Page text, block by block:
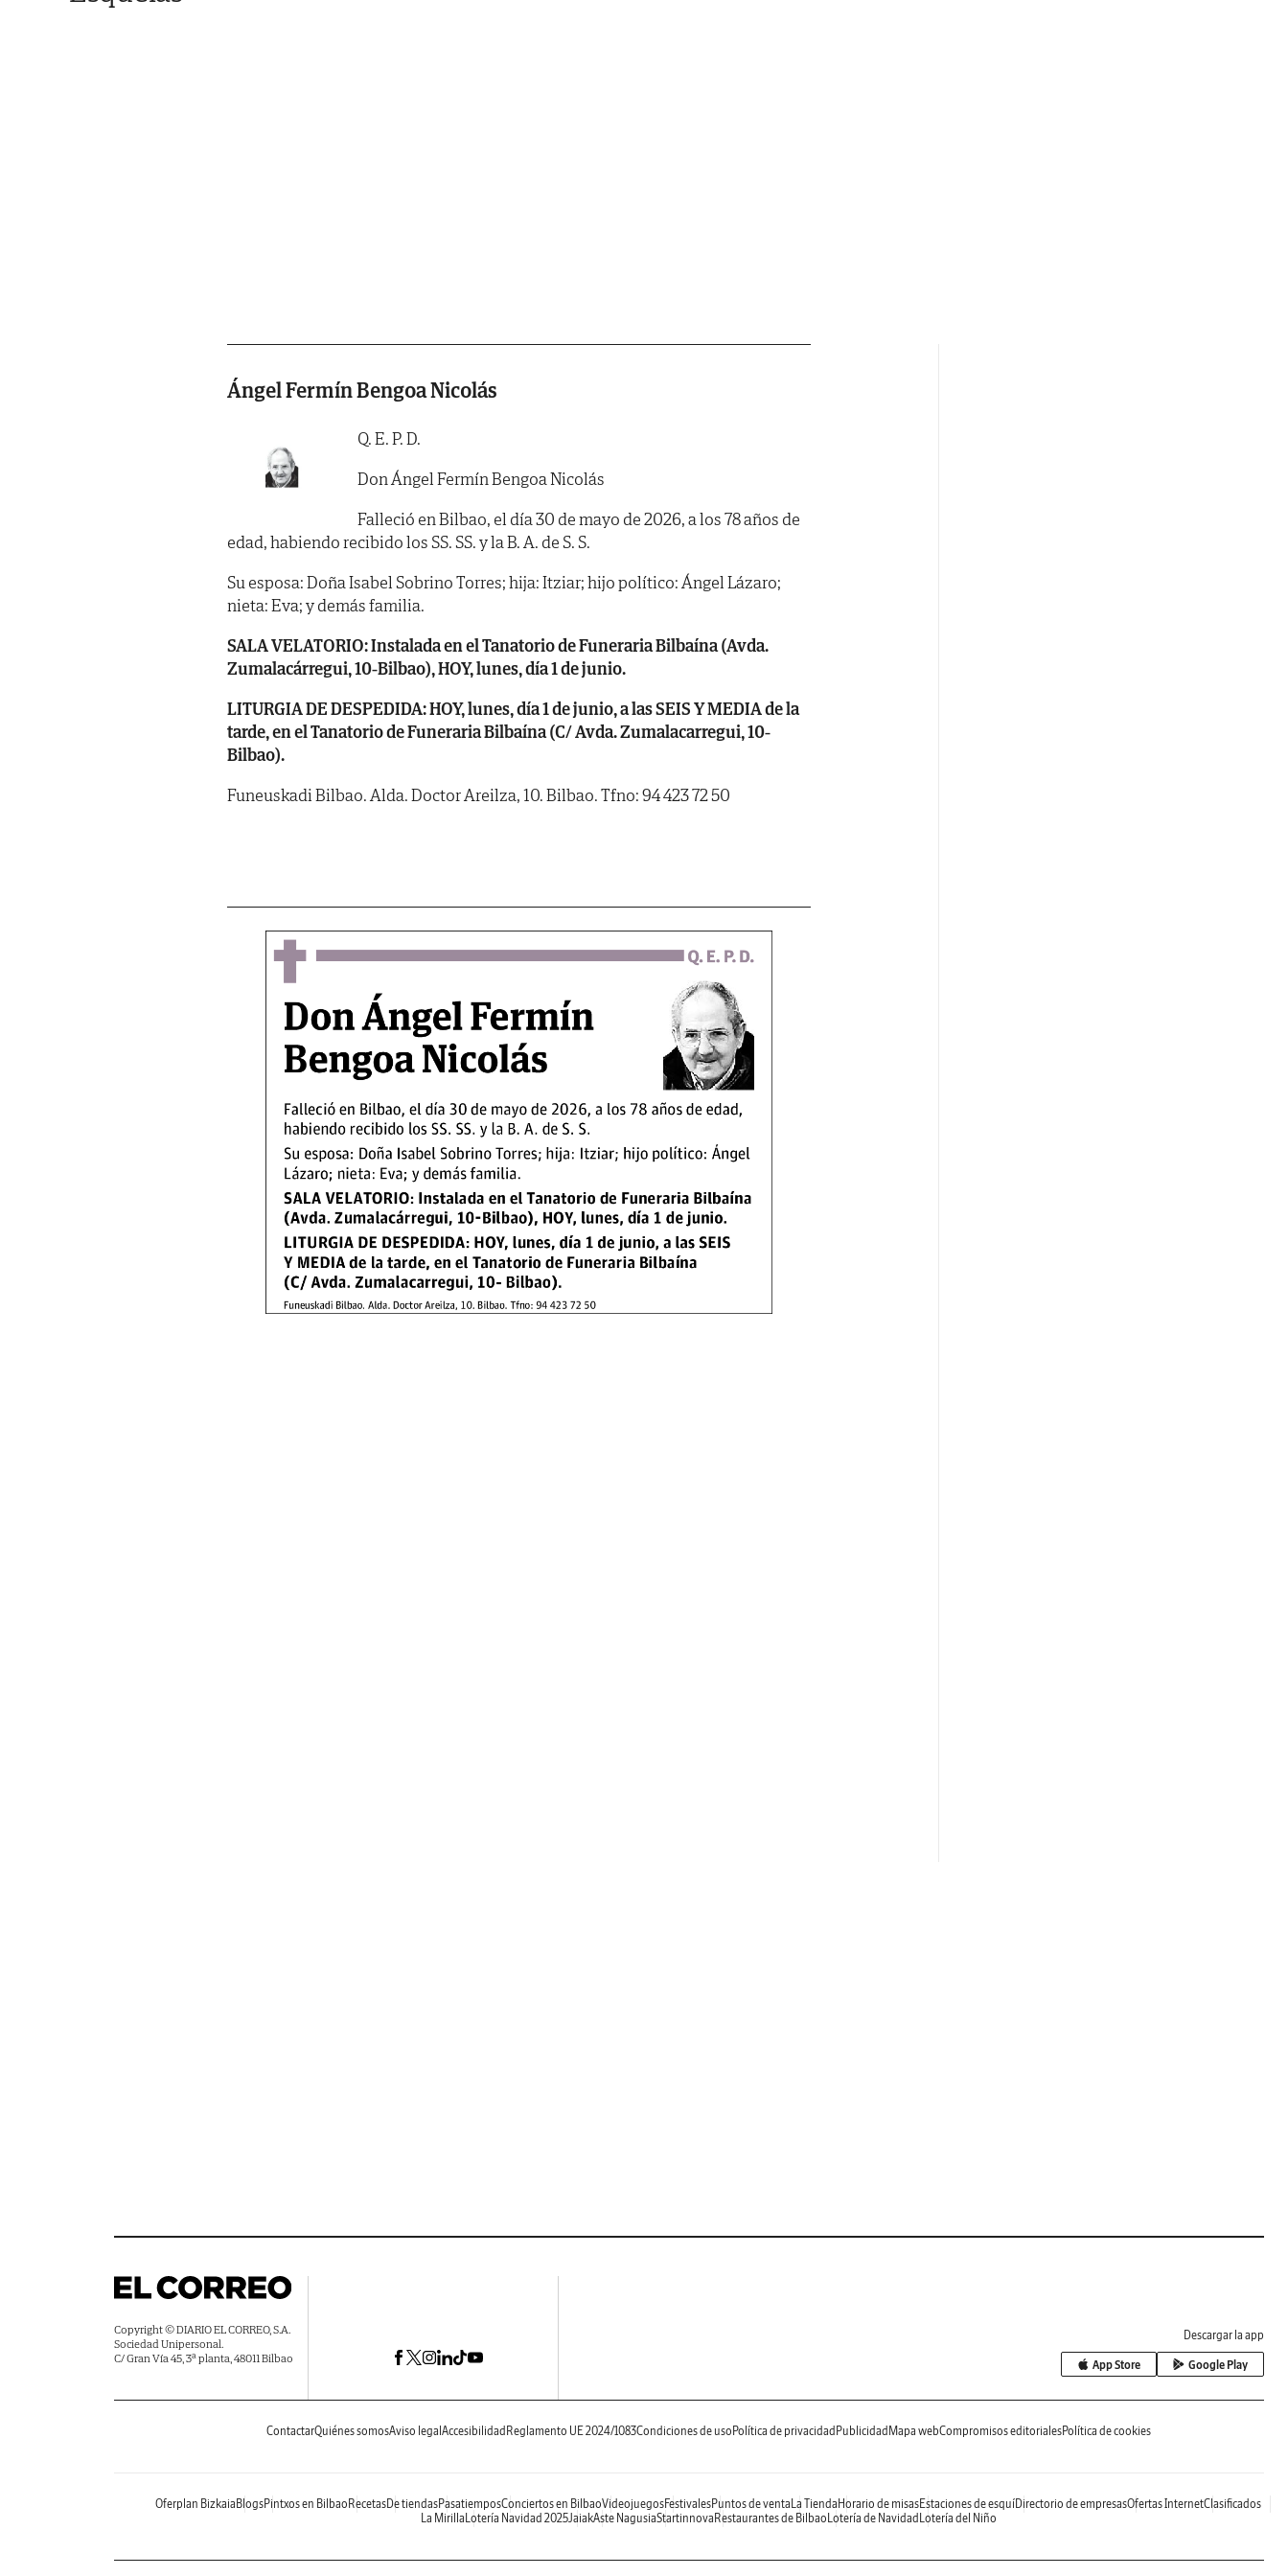
Ángel Fermín Bengoa Nicolás
Q. E. P. D.
Don Ángel Fermín Bengoa Nicolás
Falleció en Bilbao, el día 30 de mayo de 2026, a los 78 años de
edad, habiendo recibido los SS. SS. y la B. A. de S. S.
Su esposa: Doña Isabel Sobrino Torres; hija: Itziar; hijo político: Ángel Lázaro;
nieta: Eva; y demás familia.
SALA VELATORIO: Instalada en el Tanatorio de Funeraria Bilbaína (Avda.
Zumalacárregui, 10-Bilbao), HOY, lunes, día 1 de junio.
LITURGIA DE DESPEDIDA: HOY, lunes, día 1 de junio, a las SEIS Y MEDIA de la
tarde, en el Tanatorio de Funeraria Bilbaína (C/ Avda. Zumalacarregui, 10-
Bilbao).
Funeuskadi Bilbao. Alda. Doctor Areilza, 10. Bilbao. Tfno: 94 423 72 50
Copyright © DIARIO EL CORREO, S.A.
Sociedad Unipersonal.
C/ Gran Vía 45, 3ª planta, 48011 Bilbao
Descargar la app
App Store Google Play
ContactarQuiénes somosAviso legal Accesibilidad Reglamento UE 2024/1083Condiciones de uso Política de privacidad Publicidad Mapa webCompromisos editorialesPolítica de cookies
Oferplan Bizkaia BlogsPintxos en Bilbao RecetasDe tiendasPasatiemposConciertos en BilbaoVideojuegosFestivalesPuntos de venta La Tienda Horario de misasEstaciones de esquíDirectorio de empresasOfertas InternetClasificados
La Mirilla Lotería Navidad 2025JaiakAste NagusiaStartinnova Restaurantes de Bilbao Lotería de Navidad Lotería del Niño